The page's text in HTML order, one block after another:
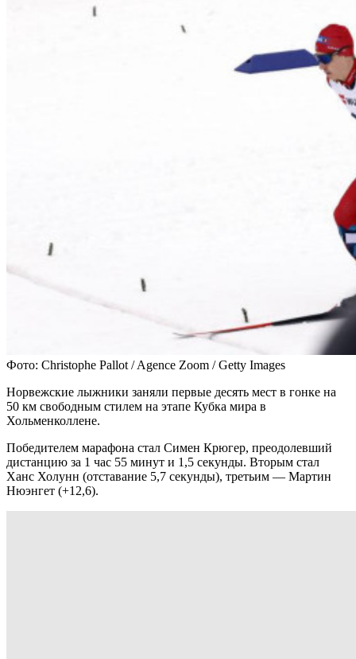
Фото: Christophe Pallot / Agence Zoom / Getty Images
Норвежские лыжники заняли первые десять мест в гонке на
50 км свободным стилем на этапе Кубка мира в
Хольменколлене.
Победителем марафона стал Симен Крюгер, преодолевший
дистанцию за 1 час 55 минут и 1,5 секунды. Вторым стал
Ханс Холунн (отставание 5,7 секунды), третьим — Мартин
Нюэнгет (+12,6).